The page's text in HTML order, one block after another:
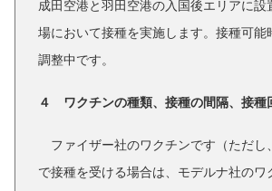
成田空港と羽田空港の入国後エリアに設
場において接種を実施します。接種可能
調整中です。
４ ワクチンの種類、接種の間隔、接種
ファイザー社のワクチンです（ただし
で接種を受ける場合は、モデルナ社のワ